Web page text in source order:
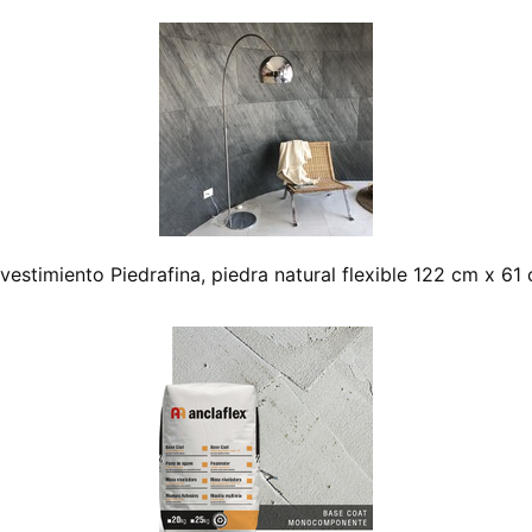
Piedrafina, piedra natural flexible 122 cm x 61